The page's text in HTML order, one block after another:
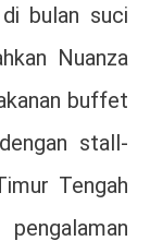
bulan suci
Nuanza
buffet
stall-
Tengah